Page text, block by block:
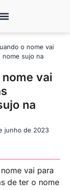
o nome vai
nome sujo na
vai
na
junho de 2023
vai para
de ter o nome